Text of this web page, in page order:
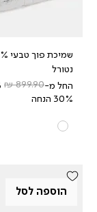
נטורל
החל מ-
מחיר רגיל
מחיר מבצע
30% הנחה
הוספה לסל